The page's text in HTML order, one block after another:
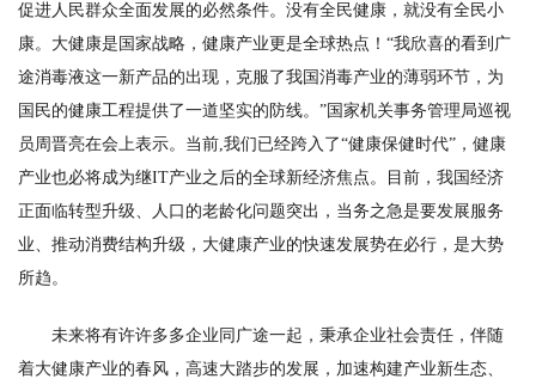
促进人民群众全面发展的必然条件。没有全民健康，就没有全民小
康。大健康是国家战略，健康产业更是全球热点！“我欣喜的看到广
途消毒液这一新产品的出现，克服了我国消毒产业的薄弱环节，为
国民的健康工程提供了一道坚实的防线。”国家机关事务管理局巡视
员周晋亮在会上表示。当前,我们已经跨入了“健康保健时代”，健康
产业也必将成为继IT产业之后的全球新经济焦点。目前，我国经济
正面临转型升级、人口的老龄化问题突出，当务之急是要发展服务
业、推动消费结构升级，大健康产业的快速发展势在必行，是大势
所趋。
未来将有许许多多企业同广途一起，秉承企业社会责任，伴随
着大健康产业的春风，高速大踏步的发展，加速构建产业新生态、